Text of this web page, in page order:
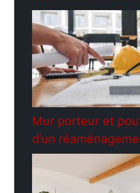
Mur porteur et
d’un